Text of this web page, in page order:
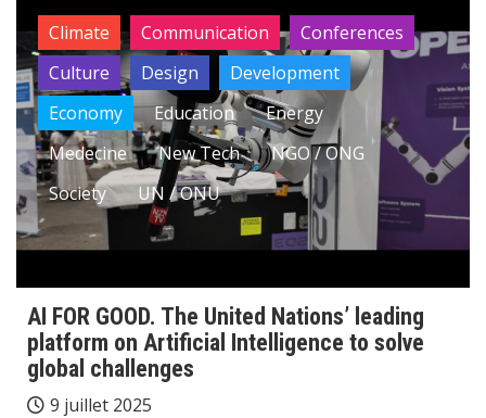
Climate Communication
Conferences
Culture
Design
Development
Economy
Education
Energy
Medecine
New Tech
NGO / ONG
Society
UN / ONU
AI FOR GOOD. The United Nations’ leading
platform on Artificial Intelligence to solve
global challenges
9 juillet 2025